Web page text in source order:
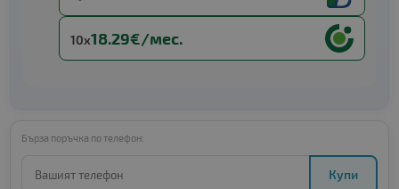
10x18.29€/мес.
Бърза поръчка по телефон:
Купи